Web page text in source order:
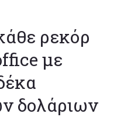
ρεκόρ
με
δολάριων